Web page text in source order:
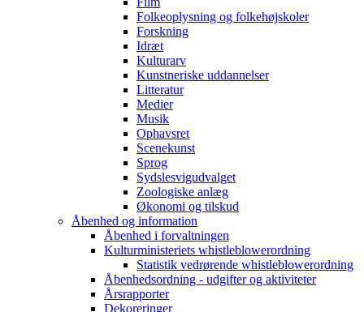
Folkeoplysning og folkehøjskoler
Forskning
Idræt
Kulturarv
Kunstneriske uddannelser
Litteratur
Medier
Musik
Ophavsret
Scenekunst
Sprog
Sydslesvigudvalget
Zoologiske anlæg
Økonomi og tilskud
Åbenhed og information
Åbenhed i forvaltningen
Kulturministeriets whistleblowerordning
Statistik vedrørende whistleblowerordning
Åbenhedsordning - udgifter og aktiviteter
Årsrapporter
Dekoreringer